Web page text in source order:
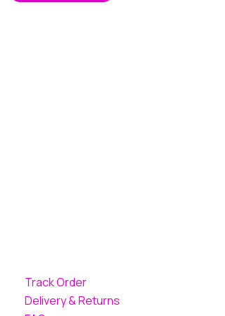
Track Order
Delivery & Returns